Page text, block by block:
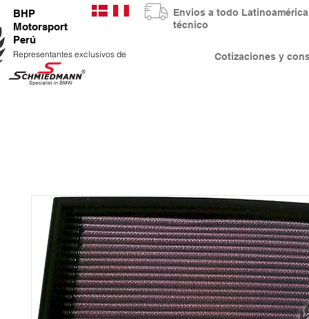
BHP
Motorsport
Perú
Representantes exclusivos de Cotizaciones y
Envios a todo
técnico